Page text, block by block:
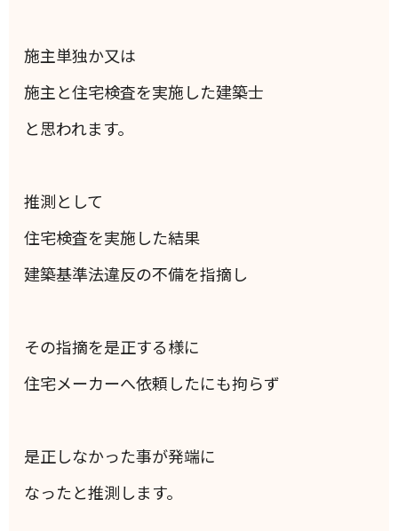
施主単独か又は
施主と住宅検査を実施した建築士
と思われます。
推測として
住宅検査を実施した結果
建築基準法違反の不備を指摘し
その指摘を是正する様に
住宅メーカーへ依頼したにも拘らず
是正しなかった事が発端に
なったと推測します。